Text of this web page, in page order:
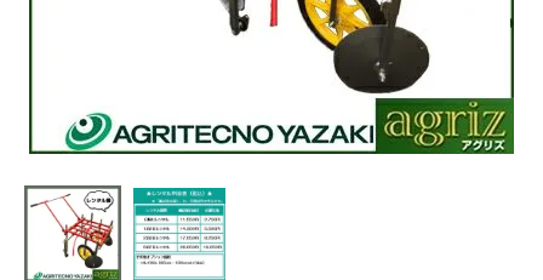
メールでのお問い合わせ
info@agriz.net